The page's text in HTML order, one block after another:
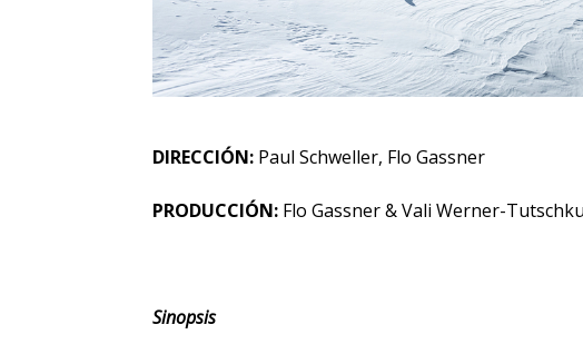
DIRECCIÓN: Paul Schweller, Flo Gassner
PRODUCCIÓN: Flo Gassner & Vali Werner-Tutschku
Sinopsis